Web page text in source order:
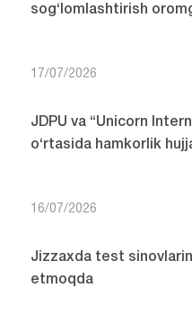
sog‘lomlashtirish
17/07/2026
JDPU va “Unicorn
o‘rtasida hamkorlik
16/07/2026
Jizzaxda test
etmoqda